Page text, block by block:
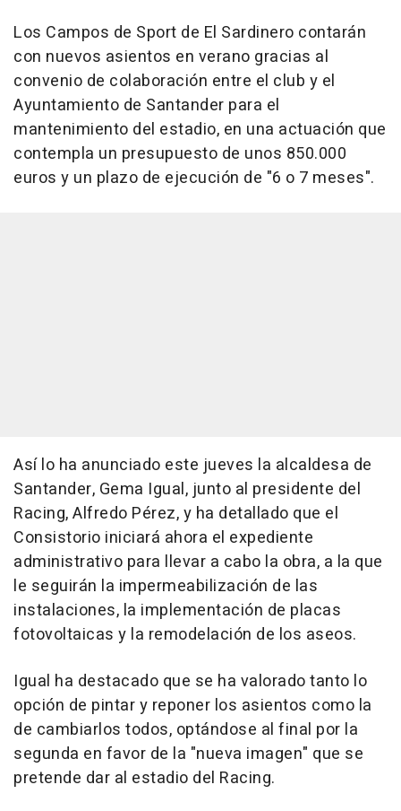
Los Campos de Sport de El Sardinero contarán
con nuevos asientos en verano gracias al
convenio de colaboración entre el club y el
Ayuntamiento de Santander para el
mantenimiento del estadio, en una actuación que
contempla un presupuesto de unos 850.000
euros y un plazo de ejecución de "6 o 7 meses".
Así lo ha anunciado este jueves la alcaldesa de
Santander, Gema Igual, junto al presidente del
Racing, Alfredo Pérez, y ha detallado que el
Consistorio iniciará ahora el expediente
administrativo para llevar a cabo la obra, a la que
le seguirán la impermeabilización de las
instalaciones, la implementación de placas
fotovoltaicas y la remodelación de los aseos.
Igual ha destacado que se ha valorado tanto lo
opción de pintar y reponer los asientos como la
de cambiarlos todos, optándose al final por la
segunda en favor de la "nueva imagen" que se
pretende dar al estadio del Racing.